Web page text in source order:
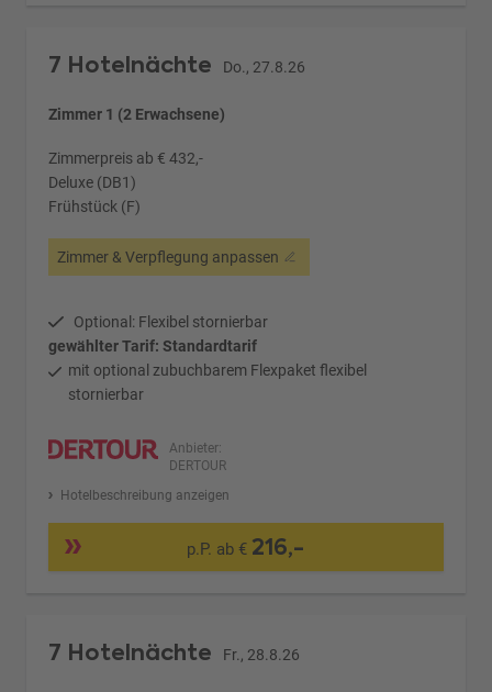
7 Hotelnächte Do., 27.8.26
Zimmer 1 (2 Erwachsene)
Zimmerpreis ab € 432,-
Deluxe (DB1)
Frühstück (F)
Zimmer & Verpflegung anpassen
Optional: Flexibel stornierbar
gewählter Tarif: Standardtarif
mit optional zubuchbarem Flexpaket flexibel
stornierbar
Anbieter:
DERTOUR
Hotelbeschreibung anzeigen
p.P. ab € 216,-
7 Hotelnächte Fr., 28.8.26